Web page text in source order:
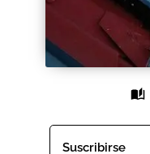
Contenido gratuito
Distribuidores
Suscribirse